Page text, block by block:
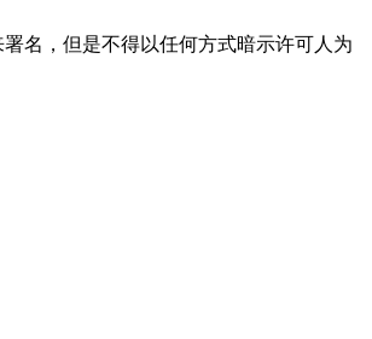
名，但是不得以任何方式暗示许可人为